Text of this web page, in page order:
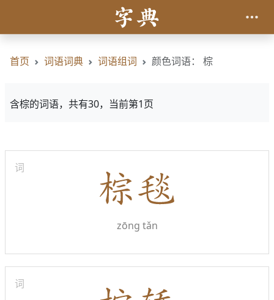
首页 词语词典 词语组词 颜色词语： 棕
含棕的词语，共有30，当前第1页
词
zōng tǎn
词